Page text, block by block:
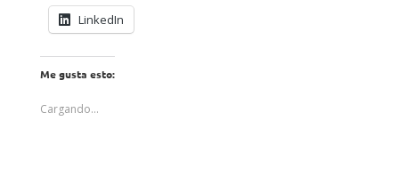
LinkedIn
Me gusta esto:
Cargando...